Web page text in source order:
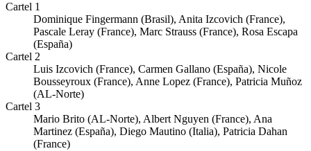
Cartel 1
Dominique Fingermann (Brasil), Anita Izcovich (France),
Pascale Leray (France), Marc Strauss (France), Rosa Escapa
(España)
Cartel 2
Luis Izcovich (France), Carmen Gallano (España), Nicole
Bousseyroux (France), Anne Lopez (France), Patricia Muñoz
(AL-Norte)
Cartel 3
Mario Brito (AL-Norte), Albert Nguyen (France), Ana
Martinez (España), Diego Mautino (Italia), Patricia Dahan
(France)